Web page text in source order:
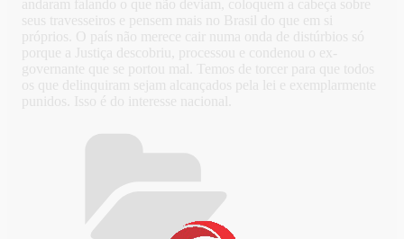
andaram falando o que não deviam, coloquem a cabeça sobre
seus travesseiros e pensem mais no Brasil do que em si
próprios. O país não merece cair numa onda de distúrbios só
porque a Justiça descobriu, processou e condenou o ex-
governante que se portou mal. Temos de torcer para que todos
os que delinquiram sejam alcançados pela lei e exemplarmente
punidos. Isso é do interesse nacional.